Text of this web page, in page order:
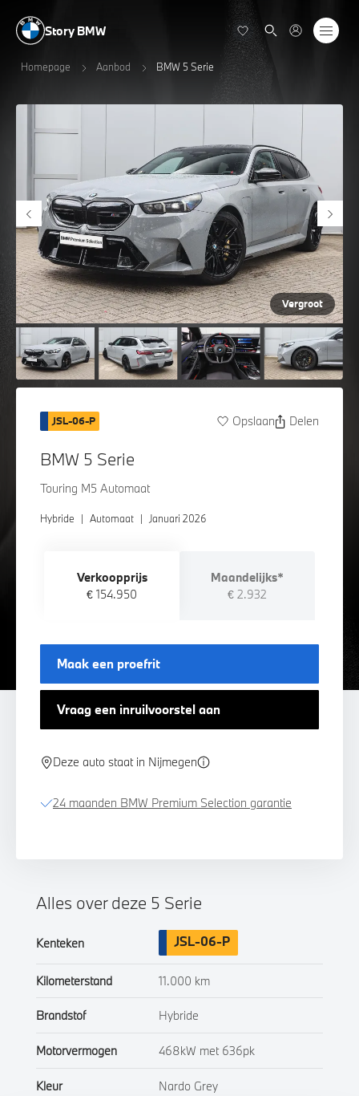
Story BMW
Homepage Aanbod BMW 5 Serie
Vergroot
JSL-06-P Opslaan Delen
BMW 5 Serie
Touring M5 Automaat
Hybride | Automaat | Januari 2026
Verkoopprijs
€ 154.950
Maandelijks*
€ 2.932
Maak een proefrit
Vraag een inruilvoorstel aan
Deze auto staat in Nijmegen
24 maanden BMW Premium Selection garantie
Alles over deze 5 Serie
Kenteken JSL-06-P
Kilometerstand 11.000 km
Brandstof Hybride
Motorvermogen 468kW met 636pk
Kleur Nardo Grey